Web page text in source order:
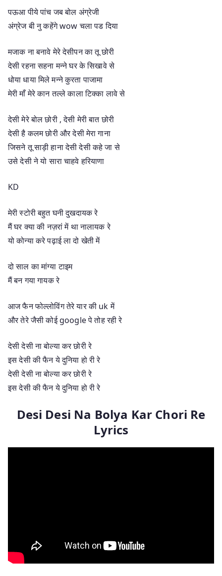
पऊआ पीये पांच जब बोल अंग्रेजी
अंग्रेज बी नु कहेंगे wow चला पड दिया
मजाक ना बनावे मेरे देसीपन का तू छोरी
देसी रहना सहना मन्ने घर के सिखावे से
धोया धाया मिले मन्ने कुरता पाजामा
मेरी माँ मेरे कान तल्ले काला टिक्का लावे से
देसी मेरे बोल छोरी , देसी मेरी बात छोरी
देसी है कलम छोरी और देसी मेरा गाना
जिसने तू साड़ी हाना देसी देसी कहे जा से
उसे देसी ने यो सारा चाहवे हरियाणा
KD
मेरी स्टोरी बहुत घनी दुखदायक रे
मैं घर क्या की नज़रां में था नालायक रे
यो कोन्या करे पढ़ाई ला दो खेती में
दो साल का मांग्या टाइम
मैं बन गया गायक रे
आज फैन फोल्लोविंग तेरे यार की uk में
और तेरे जैसी कोई google पे तोह रही रे
देसी देसी ना बोल्या कर छोरी रे
इस देसी की फैन ये दुनिया हो री रे
देसी देसी ना बोल्या कर छोरी रे
इस देसी की फैन ये दुनिया हो री रे
Desi Desi Na Bolya Kar Chori Re
Lyrics